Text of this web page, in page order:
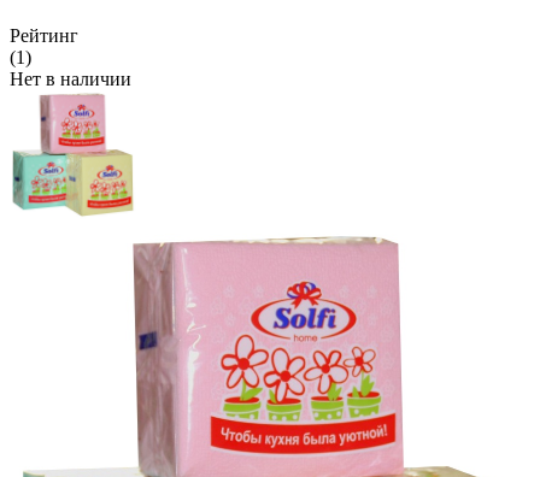
Рейтинг
(1)
Нет в наличии